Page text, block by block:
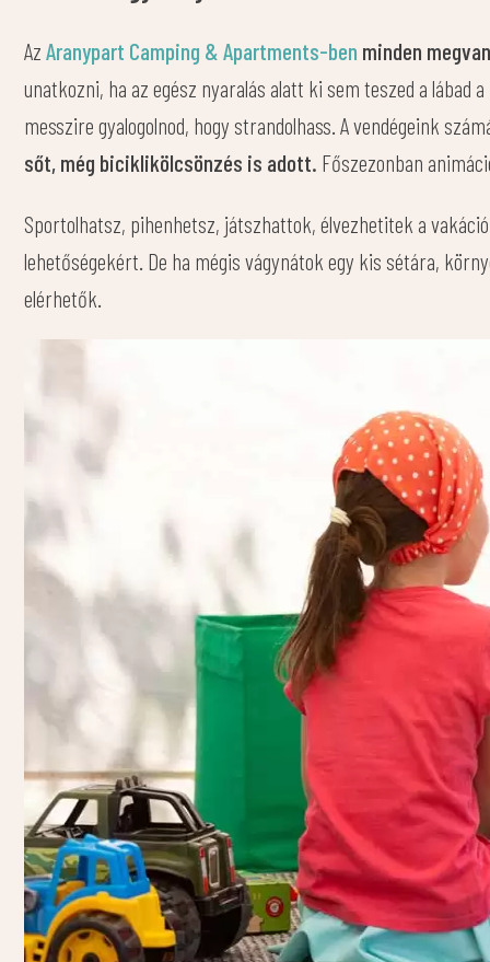
AzAranypart Camping & Apartments-ben minden
unatkozni, ha az egész nyaralás alatt ki sem teszed a
messzire gyalogolnod, hogy strandolhass. A vendégeink
sőt, még biciklikölcsönzés is adott. Főszezonban
Sportolhatsz, pihenhetsz, játszhattok, élvezhetitek a
lehetőségekért. De ha mégis vágynátok egy kis sétára,
elérhetők.